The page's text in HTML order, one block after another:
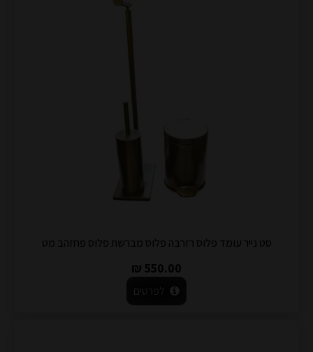
סט נייר עומד פלוס רזרבה פלוס מברשת פלוס פחזהב מט
550.00 ₪
לפרטים